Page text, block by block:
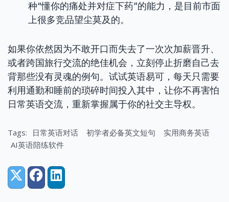
种“懂你的痛处并对症下药”的能力，是目前市面
上很多竞品望尘莫及的。
如果你依然因为不敢开口而失去了一次次加薪晋升、
或者跨国旅行交流的绝佳机会，立刻停止折磨自己去
背那些没有灵魂的例句。试试英语易可，每天只需要
利用通勤和睡前的琐碎时间投入其中，让你不再害怕
日常英语交流，重新掌握属于你的社交主导权。
Tags: 日常英语对话 初学者必备英文短句
实用商务英语
AI英语陪练软件
Share:
X (Twitter)
FacebookLinkedIn